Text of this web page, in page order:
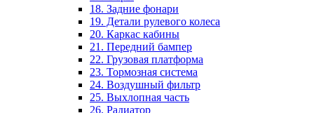
18. Задние фонари
19. Детали рулевого колеса
20. Каркас кабины
21. Передний бампер
22. Грузовая платформа
23. Тормозная система
24. Воздушный фильтр
25. Выхлопная часть
26. Радиатор